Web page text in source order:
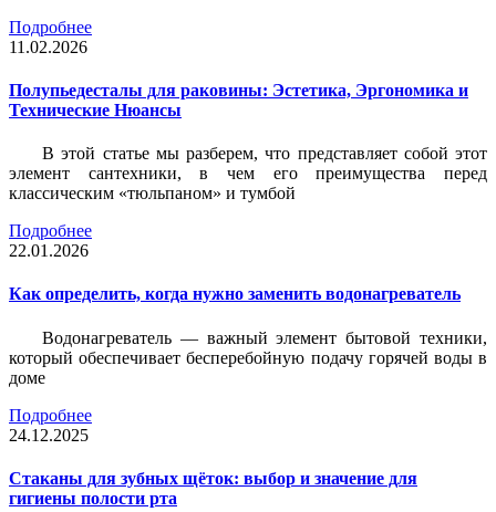
Подробнее
11.02.2026
Полупьедесталы для раковины: Эстетика, Эргономика и
Технические Нюансы
В этой статье мы разберем, что представляет собой этот
элемент сантехники, в чем его преимущества перед
классическим «тюльпаном» и тумбой
Подробнее
22.01.2026
Как определить, когда нужно заменить водонагреватель
Водонагреватель — важный элемент бытовой техники,
который обеспечивает бесперебойную подачу горячей воды в
доме
Подробнее
24.12.2025
Стаканы для зубных щёток: выбор и значение для
гигиены полости рта